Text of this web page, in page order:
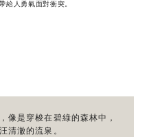
給人勇氣面對衝突。
像是穿梭在碧綠的森林中，
清澈的流泉。